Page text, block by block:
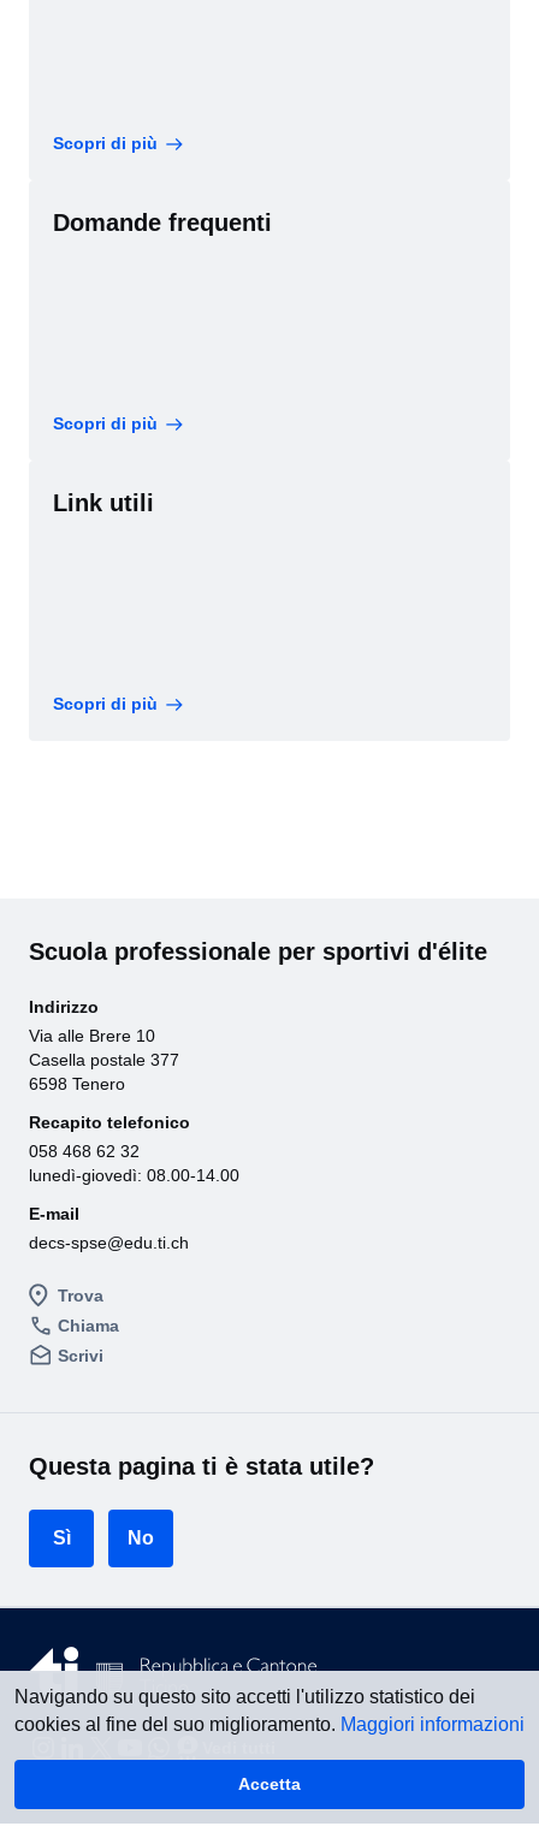
Navigando su questo sito accetti l'utilizzo statistico dei
cookies al fine del suo miglioramento. Maggiori informazioni
Accetta
Scopri di più
Domande frequenti
Scopri di più
Link utili
Scopri di più
Scuola professionale per sportivi d'élite
Trova
Chiama
Scrivi
Indirizzo
Via alle Brere 10
Casella postale 377
6598 Tenero
Recapito telefonico
058 468 62 32
lunedì-giovedì: 08.00-14.00
E-mail
decs-spse@edu.ti.ch
Questa pagina ti è stata utile?
Sì No